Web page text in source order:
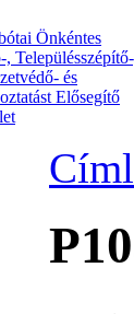
Önkéntes
és
Elősegítő